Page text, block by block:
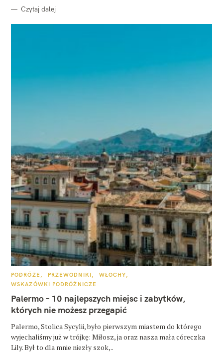
Czytaj dalej
K
T
G
R
PODRÓŻE PRZEWODNIKI
WŁOCHY
WSKAZÓWKI PODRÓŻNICZE
Palermo – 10 najlepszych miejsc i zabytków,
których nie możesz przegapić
Palermo, Stolica Sycylii, było pierwszym miastem do którego
wyjechaliśmy już w trójkę: Miłosz, ja oraz nasza mała córeczka
Lily. Był to dla mnie niezły szok,..